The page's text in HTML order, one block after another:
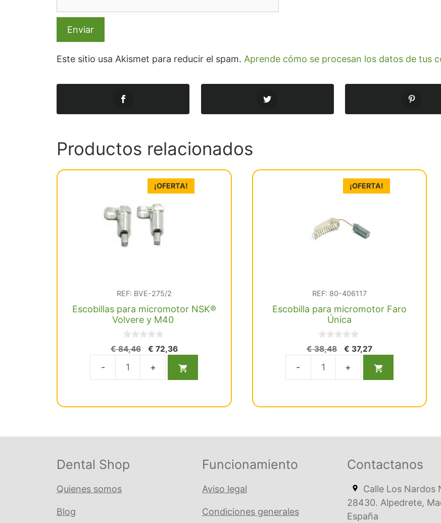
Este sitio usa Akismet para reducir el spam. Aprende cómo se procesan los datos de tus
Productos relacionados
¡OFERTA!
REF: BVE-275/2
Escobillas para micromotor NSK®
Volvere y M40
0
d
5
€84,46
El
original
era:
€ 72,36El
actual
es:
Escobillas
cantidad
¡OFERTA!
REF: 80-406117
Escobilla para micromotor Faro
Única
0
d
5
€38,48
El
original
era:
€ 37,27El
actual
es:
Dental Shop
Quienes somos
Blog
Funcionamiento
Aviso legal
Condiciones generales
Contactanos
Calle Los Nardos
28430. Alpedrete,
España